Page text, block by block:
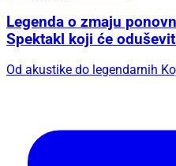
Legenda o zmaju
Spektakl koji će
Od akustike do legendarnih